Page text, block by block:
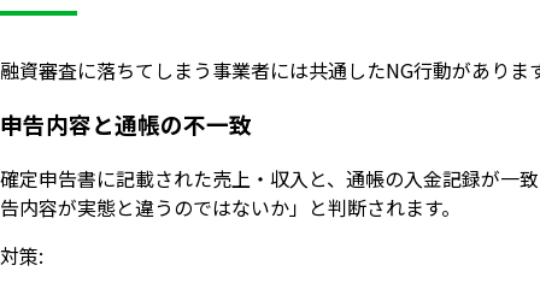
融資審査に落ちてしまう事業者には共通したNG行動があり
申告内容と通帳の不一致
確定申告書に記載された売上・収入と、通帳の入金記録が一
告内容が実態と違うのではないか」と判断されます。
対策: